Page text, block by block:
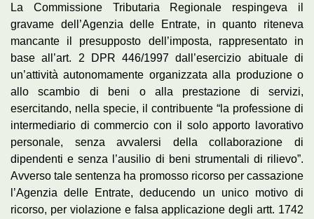
La Commissione Tributaria Regionale respingeva il
gravame dell’Agenzia delle Entrate, in quanto riteneva
mancante il presupposto dell’imposta, rappresentato in
base all’art. 2 DPR 446/1997 dall’esercizio abituale di
un’attività autonomamente organizzata alla produzione o
allo scambio di beni o alla prestazione di servizi,
esercitando, nella specie, il contribuente “la professione di
intermediario di commercio con il solo apporto lavorativo
personale, senza avvalersi della collaborazione di
dipendenti e senza l’ausilio di beni strumentali di rilievo”.
Avverso tale sentenza ha promosso ricorso per cassazione
l’Agenzia delle Entrate, deducendo un unico motivo di
ricorso, per violazione e falsa applicazione degli artt. 1742